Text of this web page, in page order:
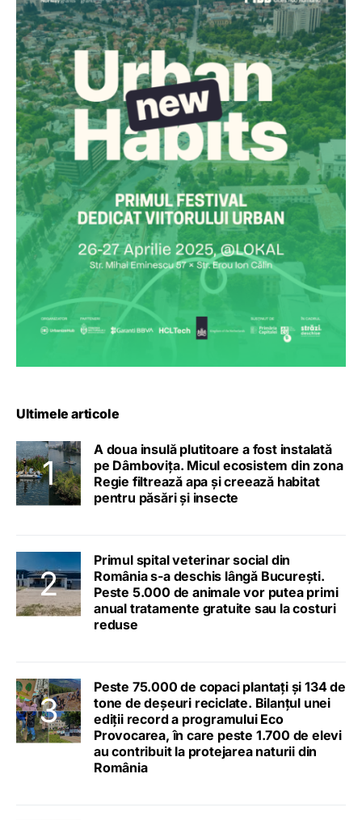
Ultimele articole
A doua insulă plutitoare a fost instalată
pe Dâmbovița. Micul ecosistem din zona
Regie filtrează apa și creează habitat
pentru păsări și insecte
Primul spital veterinar social din
România s-a deschis lângă București.
Peste 5.000 de animale vor putea primi
anual tratamente gratuite sau la costuri
reduse
Peste 75.000 de copaci plantați și 134 de
tone de deșeuri reciclate. Bilanțul unei
ediții record a programului Eco
Provocarea, în care peste 1.700 de elevi
au contribuit la protejarea naturii din
România